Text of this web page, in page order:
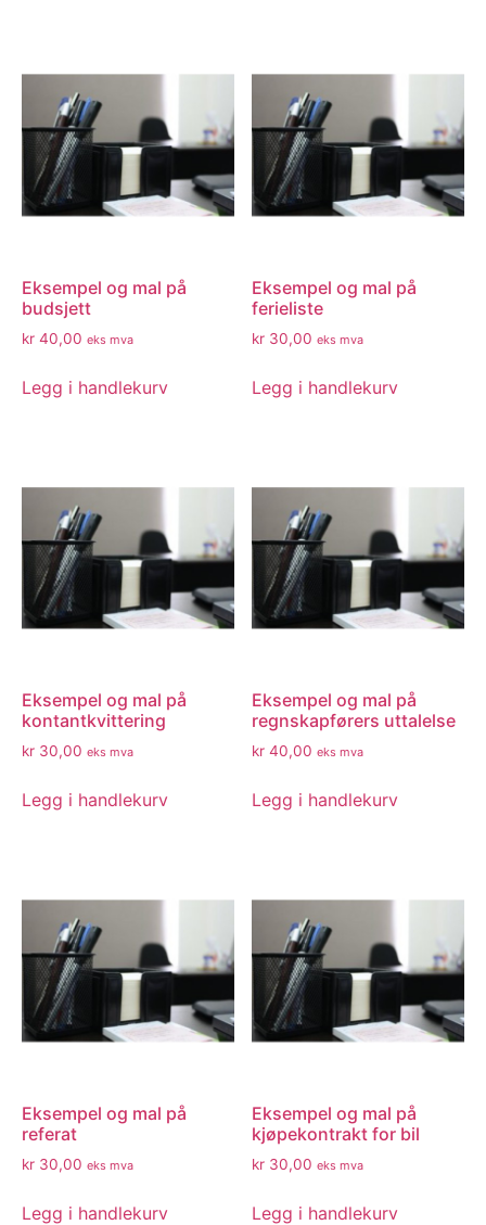
Eksempel og mal på
budsjett
kr 40,00 eks mva
Legg i handlekurv
Eksempel og mal på
ferieliste
kr 30,00 eks mva
Legg i handlekurv
Eksempel og mal på
kontantkvittering
kr 30,00 eks mva
Legg i handlekurv
Eksempel og mal på
regnskapførers uttalelse
kr 40,00 eks mva
Legg i handlekurv
Eksempel og mal på
referat
kr 30,00 eks mva
Legg i handlekurv
Eksempel og mal på
kjøpekontrakt for bil
kr 30,00 eks mva
Legg i handlekurv